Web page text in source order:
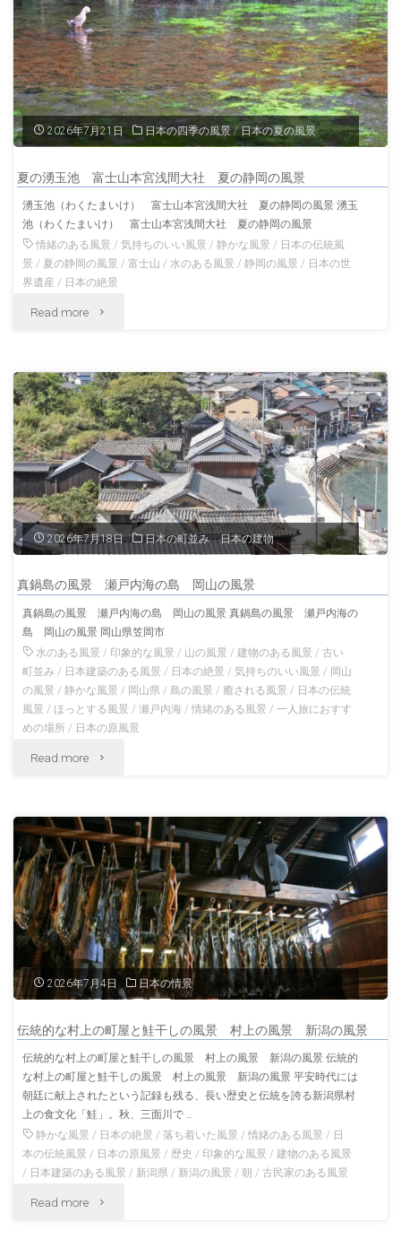
島
シ
ル
ミ
ュ
ー
の
沖
縄
の
島
沖
縄
の
風
景"
2026年7月21日 日本の四季の風景 / 日本の夏の風景
夏の湧玉池 富士山本宮浅間大社 夏の静岡の風景
湧玉池（わくたまいけ） 富士山本宮浅間大社 夏の静岡の風景 湧玉
池（わくたまいけ） 富士山本宮浅間大社 夏の静岡の風景
情緒のある風景 /気持ちのいい風景 / 静かな風景 / 日本の伝統風
景 / 夏の静岡の風景 /富士山 /水のある風景 / 静岡の風景 / 日本の世
界遺産 / 日本の絶景
Read more "夏
湧
玉
池
富
士
本
宮
浅
間
の
静
岡
の
風
景"
2026年7月18日 日本の町並み 日本の建物
真鍋島の風景 瀬戸内海の島 岡山の風景
真鍋島の風景 瀬戸内海の島 岡山の風景 真鍋島の風景 瀬戸内海の
島 岡山の風景 岡山県笠岡市
水のある風景 / 印象的な風景 / 山の風景 /建物のある風景 /古い
町並み / 日本建築のある風景 / 日本の絶景 /気持ちのいい風景 / 岡山
の風景 /静かな風景 / 岡山県 /島の風景 /癒される風景 / 日本の伝統
風景 /ほっとする風景 /瀬戸内海 /情緒のある風景 /一人旅におすす
めの場所 / 日本の原風景
Read more "真
の
風
景
瀬
内
海
の
島
2026年7月4日 日本の情景
伝統的な村上の町屋と鮭干しの風景 村上の風景 新潟の風景
伝統的な村上の町屋と鮭干しの風景 村上の風景 新潟の風景 伝統的
な村上の町屋と鮭干しの風景 村上の風景 新潟の風景 平安時代には
朝廷に献上されたという記録も残る、長い歴史と伝統を誇る新潟県村
上の食文化「鮭」。秋、三面川で …
静かな風景 / 日本の絶景 /落ち着いた風景 /情緒のある風景 / 日
本の伝統風景 / 日本の原風景 / 歴史 / 印象的な風景 /建物のある風景
/ 日本建築のある風景 / 新潟県 / 新潟の風景 /朝 /古民家のある風景
Read more "伝